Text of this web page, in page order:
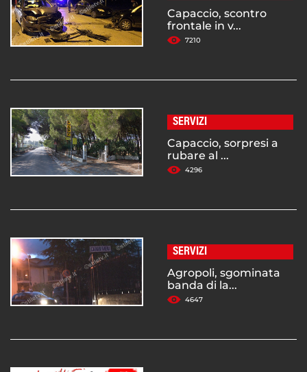
Capaccio, scontro
frontale in v...
7210
SERVIZI
Capaccio, sorpresi a
rubare al ...
4296
SERVIZI
Agropoli, sgominata
banda di la...
4647